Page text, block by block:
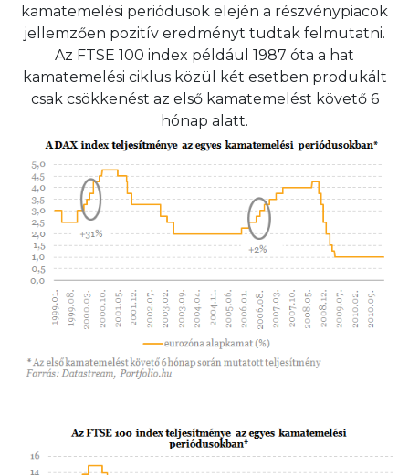
kamatemelési periódusok elején a részvénypiacok
jellemzően pozitív eredményt tudtak felmutatni.
Az FTSE 100 index például 1987 óta a hat
kamatemelési ciklus közül két esetben produkált
csak csökkenést az első kamatemelést követő 6
hónap alatt.